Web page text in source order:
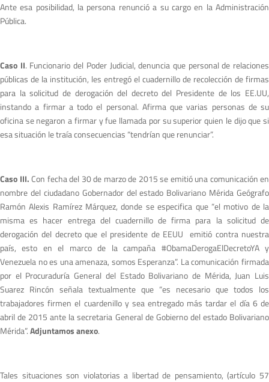
Ante esa posibilidad, la persona renunció a su cargo en la Administración
Pública.
Caso II. Funcionario del Poder Judicial, denuncia que personal de relaciones
públicas de la institución, les entregó el cuadernillo de recolección de firmas
para la solicitud de derogación del decreto del Presidente de los EE.UU,
instando a firmar a todo el personal. Afirma que varias personas de su
oficina se negaron a firmar y fue llamada por su superior quien le dijo que si
esa situación le traía consecuencias “tendrían que renunciar”.
Caso III.Con fecha del 30 de marzo de 2015se emitió una comunicación en
nombre del ciudadano Gobernador del estado Bolivariano Mérida Geógrafo
Ramón Alexis Ramírez Márquez, donde se especifica que “el motivo de la
misma es hacer entrega del cuadernillo de firma para la solicitud de
derogación del decreto que el presidente de EEUU emitió contra nuestra
país, esto en el marco de la campaña #ObamaDerogaElDecretoYA y
Venezuela no es una amenaza, somos Esperanza”. La comunicación firmada
por el Procuraduría General del Estado Bolivariano de Mérida, Juan Luis
Suarez Rincón señala textualmente que “es necesario que todos los
trabajadores firmen el cuardenillo y sea entregado más tardar el día 6 de
abril de 2015 ante la secretaria General de Gobierno del estado Bolivariano
Mérida”.Adjuntamos anexo.
Tales situaciones son violatorias a libertad de pensamiento, (artículo 57